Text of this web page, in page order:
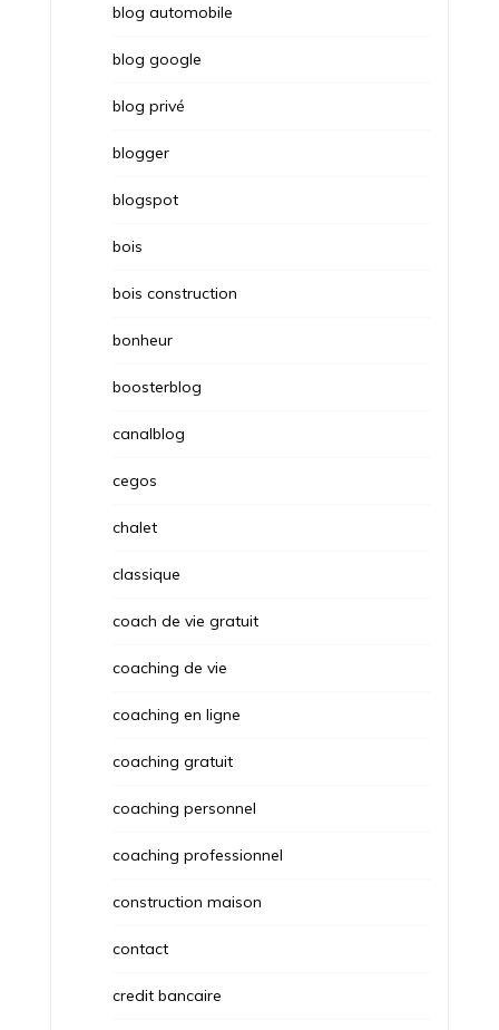
blog automobile
blog google
blog privé
blogger
blogspot
bois
bois construction
bonheur
boosterblog
canalblog
cegos
chalet
classique
coach de vie gratuit
coaching de vie
coaching en ligne
coaching gratuit
coaching personnel
coaching professionnel
construction maison
contact
credit bancaire